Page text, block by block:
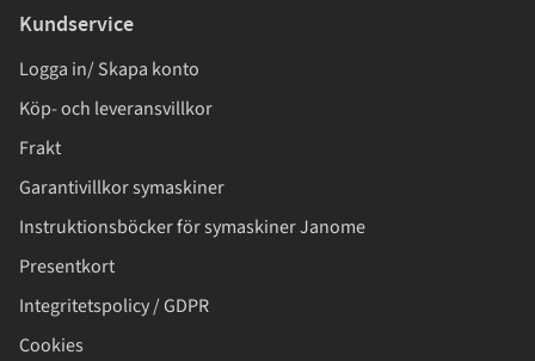
Kundservice
Logga in/ Skapa konto
Köp- och leveransvillkor
Frakt
Garantivillkor symaskiner
Instruktionsböcker för symaskiner Janome
Presentkort
Integritetspolicy / GDPR
Cookies